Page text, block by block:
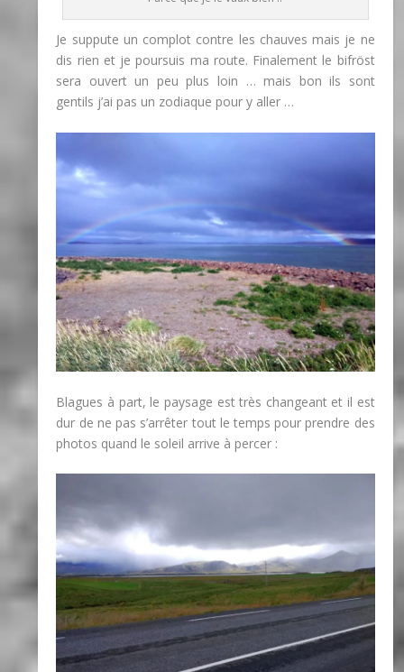
Je suppute un complot contre les chauves mais je ne
dis rien et je poursuis ma route. Finalement le bifröst
sera ouvert un peu plus loin … mais bon ils sont
gentils j’ai pas un zodiaque pour y aller …
Blagues à part, le paysage est très changeant et il est
dur de ne pas s’arrêter tout le temps pour prendre des
photos quand le soleil arrive à percer :